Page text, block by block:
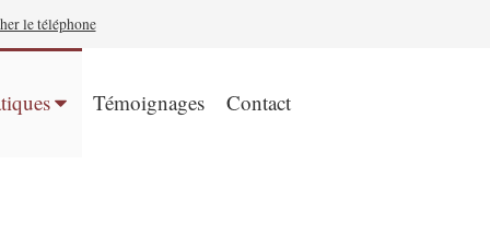
le téléphone
Témoignages Contact